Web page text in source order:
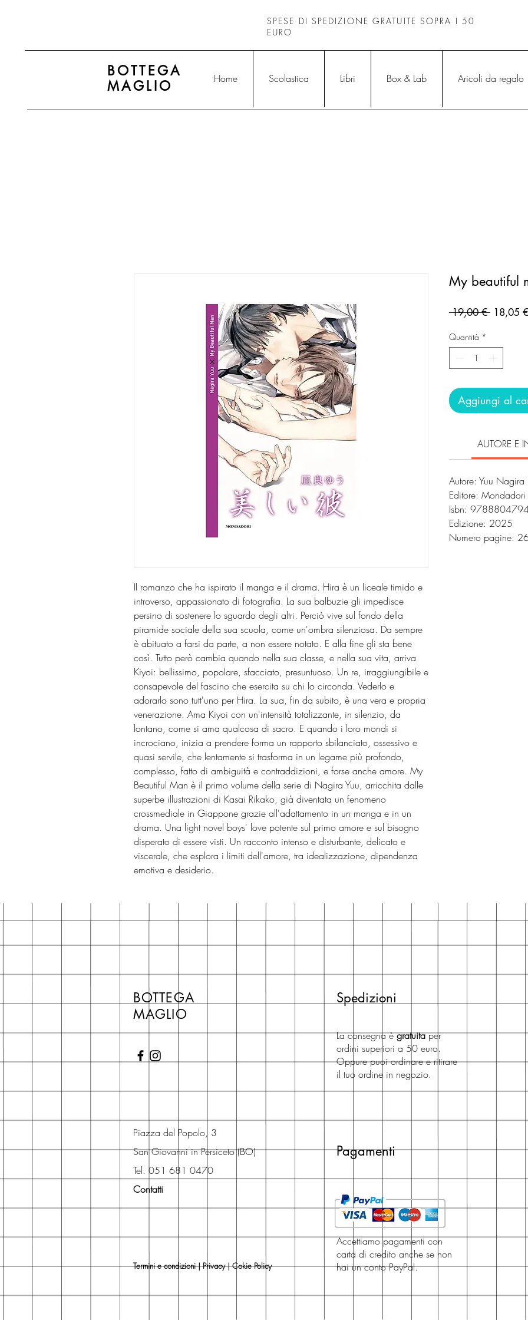
SPESE DI SPEDIZIONE GRATUITE SOPRA I 50
EURO
BOTTEGA
MAGLIO
Home Scolastica Libri Box & Lab Aricoli da regalo
Il romanzo che ha ispirato il manga e il drama. Hira è un liceale timido e
introverso, appassionato di fotografia. La sua balbuzie gli impedisce
persino di sostenere lo sguardo degli altri. Perciò vive sul fondo della
piramide sociale della sua scuola, come un'ombra silenziosa. Da sempre
è abituato a farsi da parte, a non essere notato. E alla fine gli sta bene
così. Tutto però cambia quando nella sua classe, e nella sua vita, arriva
Kiyoi: bellissimo, popolare, sfacciato, presuntuoso. Un re, irraggiungibile e
consapevole del fascino che esercita su chi lo circonda. Vederlo e
adorarlo sono tutt'uno per Hira. La sua, fin da subito, è una vera e propria
venerazione. Ama Kiyoi con un'intensità totalizzante, in silenzio, da
lontano, come si ama qualcosa di sacro. E quando i loro mondi si
incrociano, inizia a prendere forma un rapporto sbilanciato, ossessivo e
quasi servile, che lentamente si trasforma in un legame più profondo,
complesso, fatto di ambiguità e contraddizioni, e forse anche amore. My
Beautiful Man è il primo volume della serie di Nagira Yuu, arricchita dalle
superbe illustrazioni di Kasai Rikako, già diventata un fenomeno
crossmediale in Giappone grazie all'adattamento in un manga e in un
drama. Una light novel boys' love potente sul primo amore e sul bisogno
disperato di essere visti. Un racconto intenso e disturbante, delicato e
viscerale, che esplora i limiti dell'amore, tra idealizzazione, dipendenza
emotiva e desiderio.
My beautiful
19,00 € Prezzo
18,05 €
Quantità *
Aggiungi al
AUTORE E
Autore: Yuu Nagira
Editore: Mondadori
Isbn:
Edizione: 2025
Numero pagine:
BOTTEGA
MAGLIO
Piazza del Popolo, 3
San Giovanni in Persiceto (BO)
Tel. 051 681 0470
Contatti
Termini e condizioni|Privacy|Cokie Policy
Spedizioni
La consegna ègratuitaper
ordini superiori a 50 euro.
Oppure puoi ordinare e ritirare
il tuo ordine in negozio.
Pagamenti
Accettiamo pagamenti con
carta di credito anche se non
hai un conto PayPal.